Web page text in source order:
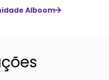
Alboom